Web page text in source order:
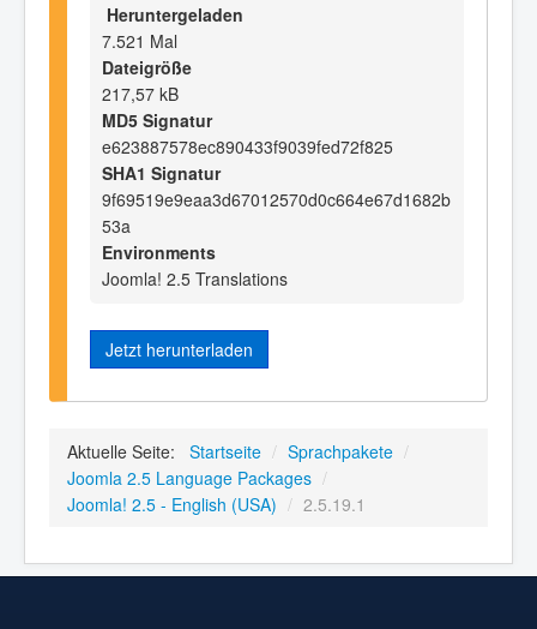
Heruntergeladen
7.521 Mal
Dateigröße
217,57 kB
MD5 Signatur
e623887578ec890433f9039fed72f825
SHA1 Signatur
9f69519e9eaa3d67012570d0c664e67d1682b
53a
Environments
Joomla! 2.5 Translations
Jetzt herunterladen
Aktuelle Seite: Startseite / Sprachpakete /
Joomla 2.5 Language Packages /
Joomla! 2.5 - English (USA) / 2.5.19.1